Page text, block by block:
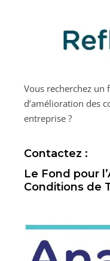
Vous recherchez
d’amélioration des
entreprise ?
Contactez :
Le Fond pour
Conditions de